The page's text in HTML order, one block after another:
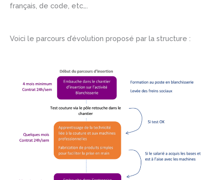
français, de code, etc….
Voici le parcours d’évolution proposé par la structure :